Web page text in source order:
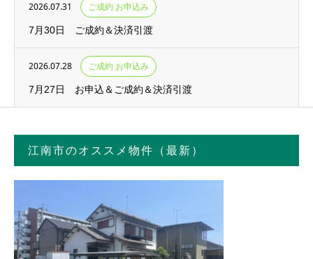
2026.07.31 ご成約 お申込み
7月30日 ご成約＆決済引渡
2026.07.28 ご成約 お申込み
7月27日 お申込＆ご成約＆決済引渡
江南市のオススメ物件（最新）